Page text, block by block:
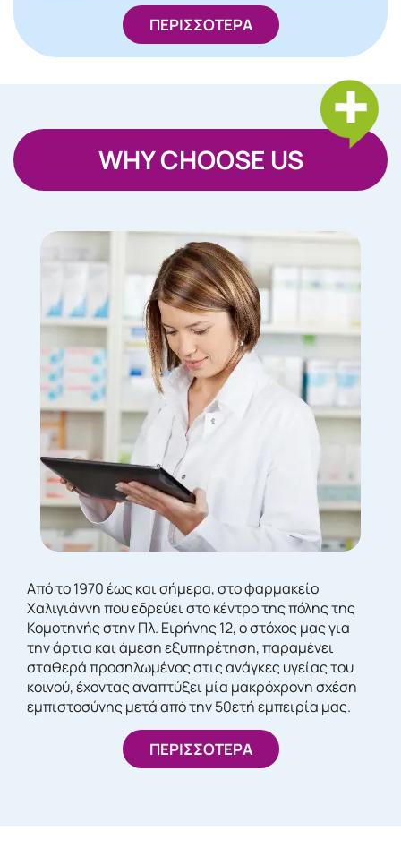
ΠΕΡΙΣΣΟΤΕΡΑ
WHY CHOOSE US
Από το 1970 έως και σήμερα, στο φαρμακείο
Χαλιγιάννη που εδρεύει στο κέντρο της πόλης της
Κομοτηνής στην Πλ. Ειρήνης 12, ο στόχος μας για
την άρτια και άμεση εξυπηρέτηση, παραμένει
σταθερά προσηλωμένος στις ανάγκες υγείας του
κοινού, έχοντας αναπτύξει μία μακρόχρονη σχέση
εμπιστοσύνης μετά από την 50ετή εμπειρία μας.
ΠΕΡΙΣΣΟΤΕΡΑ